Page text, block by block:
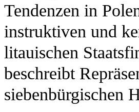
Tendenzen in
instruktiven und
litauischen
beschreibt
siebenbürgischen